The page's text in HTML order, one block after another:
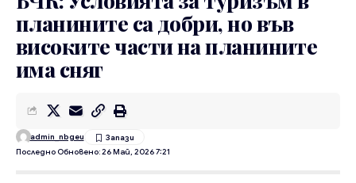
планините са добри, но във
високите части на планините
има сняг
Последно Обновено: 26 Май, 2026 7:21
admin_nbgeu